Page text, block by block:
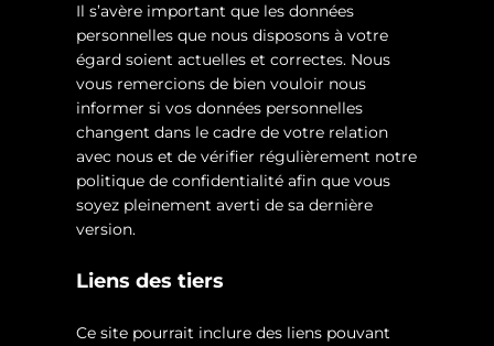
Il s’avère important que les données
personnelles que nous disposons à votre
égard soient actuelles et correctes. Nous
vous remercions de bien vouloir nous
informer si vos données personnelles
changent dans le cadre de votre relation
avec nous et de vérifier régulièrement notre
politique de confidentialité afin que vous
soyez pleinement averti de sa dernière
version.
Liens des tiers
Ce site pourrait inclure des liens pouvant